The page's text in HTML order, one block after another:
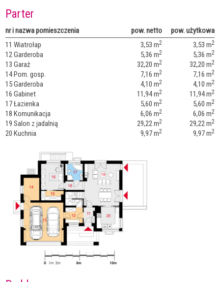
Parter
nr i nazwa pomieszczenia pow. netto
pow. użytkowa
11 Wiatrołap
12 Garderoba
13 Garaż
14 Pom. gosp.
15 Garderoba
16 Gabinet
17 Łazienka
18 Komunikacja
19 Salon z jadalnią
20 Kuchnia
3,53 m2
5,36 m2
32,20 m2
7,16 m2
4,10 m2
11,94 m2
5,60 m2
6,06 m2
29,22 m2
9,97 m2
3,53 m2
5,36 m2
32,20 m2
7,16 m2
4,10 m2
11,94 m2
5,60 m2
6,06 m2
29,22 m2
9,97 m2